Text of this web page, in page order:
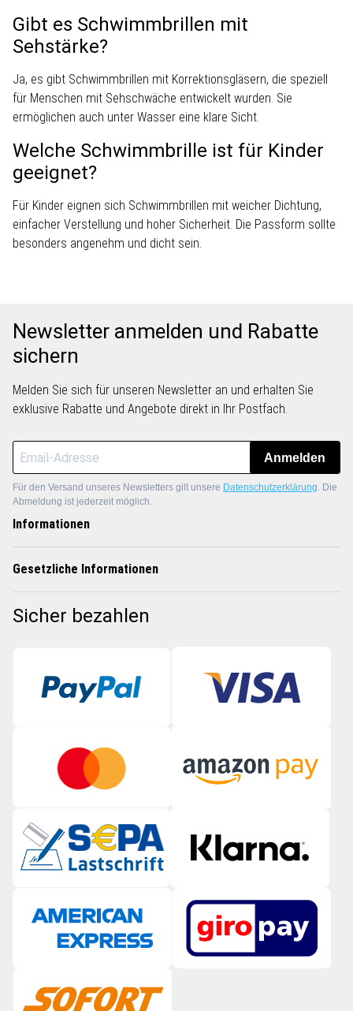
Gibt es Schwimmbrillen mit
Sehstärke?
Ja, es gibt Schwimmbrillen mit Korrektionsgläsern, die speziell
für Menschen mit Sehschwäche entwickelt wurden. Sie
ermöglichen auch unter Wasser eine klare Sicht.
Welche Schwimmbrille ist für Kinder
geeignet?
Für Kinder eignen sich Schwimmbrillen mit weicher Dichtung,
einfacher Verstellung und hoher Sicherheit. Die Passform sollte
besonders angenehm und dicht sein.
Newsletter anmelden und Rabatte
sichern
Melden Sie sich für unseren Newsletter an und erhalten Sie
exklusive Rabatte und Angebote direkt in Ihr Postfach.
Anmelden
Für den Versand unseres Newsletters gilt unsere Datenschutzerklärung. Die
Abmeldung ist jederzeit möglich.
Informationen
Gesetzliche Informationen
Sicher bezahlen